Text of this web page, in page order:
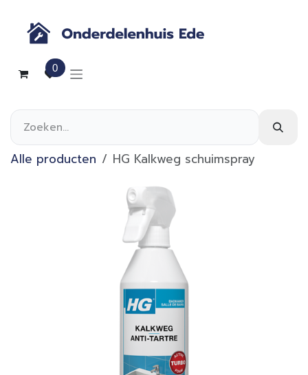
0
Alle producten HG Kalkweg schuimspray